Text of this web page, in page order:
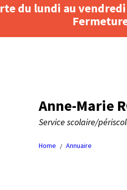
du lundi au
Anne-Marie
Service scolaire/
Home / Annuaire